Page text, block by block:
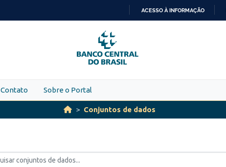
PARA
O
CONTEÚDO
ACESSO À INFORMAÇÃO
Contato Sobre o Portal
Conjuntos de dados